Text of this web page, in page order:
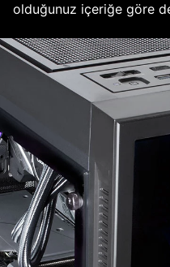
olduğunuz içeriğe göre